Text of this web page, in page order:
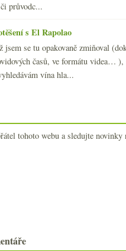
průvodc...
s El Rapolao
jsem se tu opakovaně zmiňoval
časů, ve formátu videa… ),
vína hla...
tohoto webu a sledujte novinky